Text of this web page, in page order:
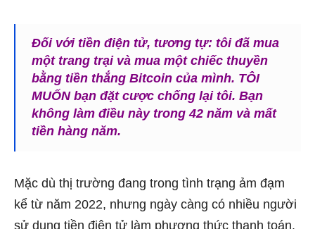
Đối với tiền điện tử, tương tự: tôi đã mua
một trang trại và mua một chiếc thuyền
bằng tiền thắng Bitcoin của mình. TÔI
MUỐN bạn đặt cược chống lại tôi. Bạn
không làm điều này trong 42 năm và mất
tiền hàng năm.
Mặc dù thị trường đang trong tình trạng ảm đạm
kể từ năm 2022, nhưng ngày càng có nhiều người
sử dụng tiền điện tử làm phương thức thanh toán.